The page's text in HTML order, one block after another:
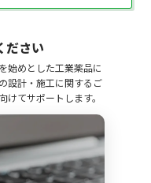
ださい
始めとした工業薬品に
設計・施工に関するご
てサポートします。